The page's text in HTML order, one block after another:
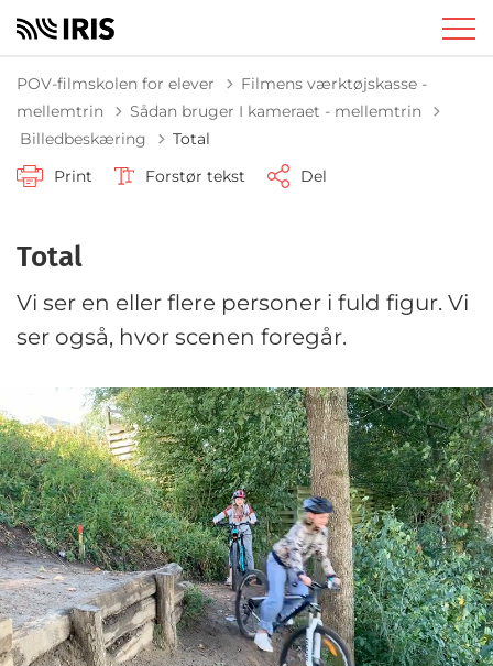
POV-filmskolen for elever
Filmens værktøjskasse -
mellemtrin
Sådan bruger I kameraet - mellemtrin
Tilbage til
Billedbeskæring
Total
Print
Forstør tekst Del
Total
Vi ser en eller flere personer i fuld figur. Vi
ser også, hvor scenen foregår.